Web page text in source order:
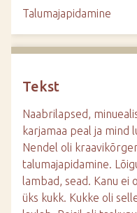
Talumajapidamine
Tekst
Naabrilapsed,
karjamaa peal ja mind
Nendel oli
talumajapidamine.
lambad, sead. Kanu ei
üks kukk. Kukke oli